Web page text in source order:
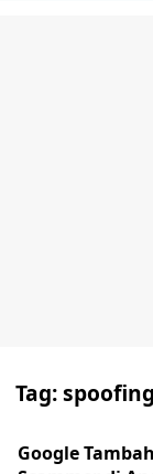
Tag:spoofing
Google